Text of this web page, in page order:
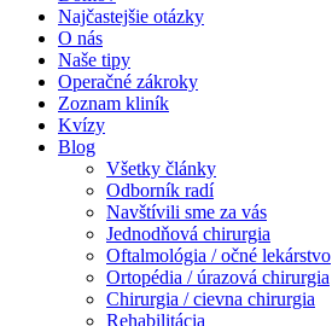
Najčastejšie otázky
O nás
Naše tipy
Operačné zákroky
Zoznam kliník
Kvízy
Blog
Všetky články
Odborník radí
Navštívili sme za vás
Jednodňová chirurgia
Oftalmológia / očné lekárstvo
Ortopédia / úrazová chirurgia
Chirurgia / cievna chirurgia
Rehabilitácia